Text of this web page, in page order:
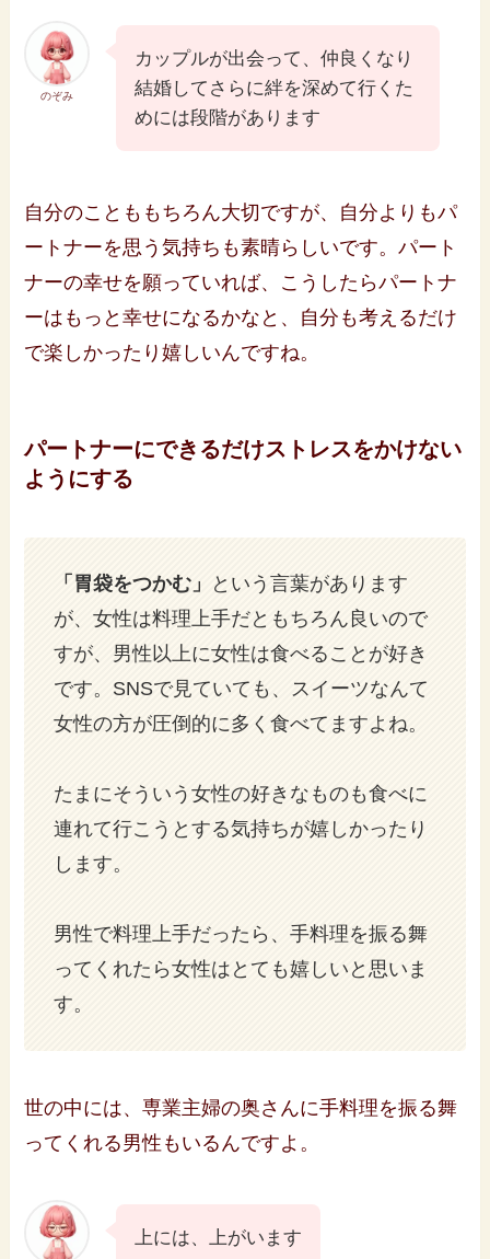
のぞみ
カップルが出会って、仲良くなり
結婚してさらに絆を深めて行くた
めには段階があります
自分のことももちろん大切ですが、自分よりもパ
ートナーを思う気持ちも素晴らしいです。パート
ナーの幸せを願っていれば、こうしたらパートナ
ーはもっと幸せになるかなと、自分も考えるだけ
で楽しかったり嬉しいんですね。
パートナーにできるだけストレスをかけない
ようにする
「胃袋をつかむ」
という言葉があります
が、女性は料理上手だともちろん良いので
すが、男性以上に女性は食べることが好き
です。SNSで見ていても、スイーツなんて
女性の方が圧倒的に多く食べてますよね。
たまにそういう女性の好きなものも食べに
連れて行こうとする気持ちが嬉しかったり
します。
男性で料理上手だったら、手料理を振る舞
ってくれたら女性はとても嬉しいと思いま
す。
世の中には、専業主婦の奥さんに手料理を振る舞
ってくれる男性もいるんですよ。
上には、上がいます